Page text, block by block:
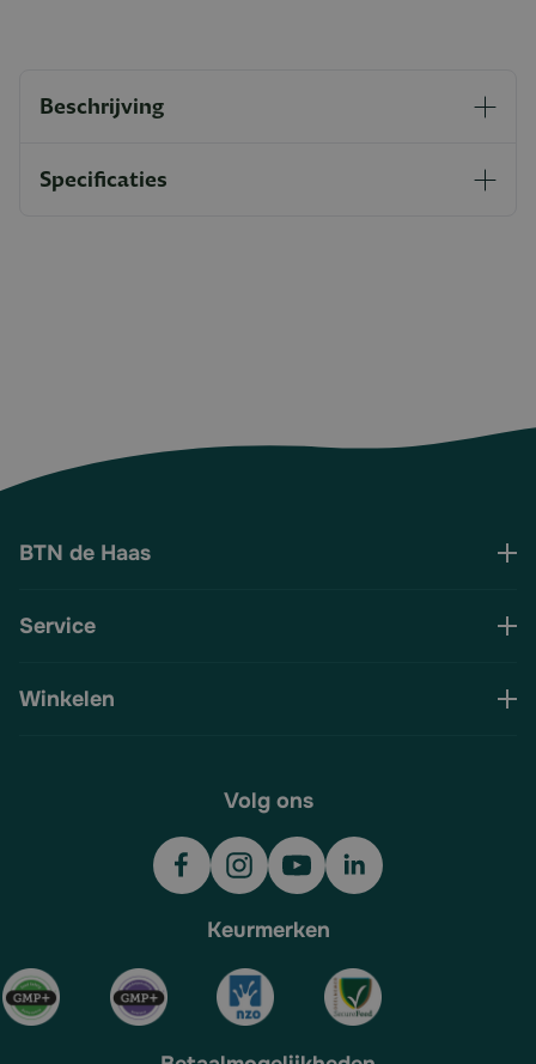
Beschrijving
Specificaties
BTN de Haas
Service
Winkelen
Volg ons
Keurmerken